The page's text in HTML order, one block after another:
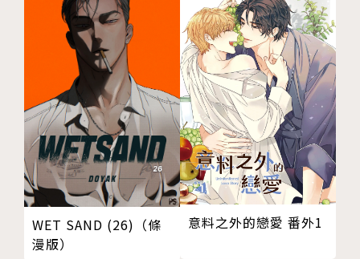
WET SAND (26)（條
漫版）
意料之外的戀愛 番外1